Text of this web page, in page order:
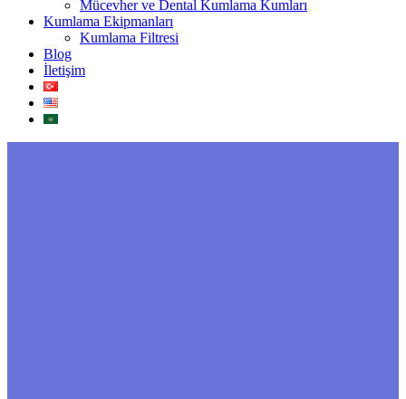
Mücevher ve Dental Kumlama Kumları
Kumlama Ekipmanları
Kumlama Filtresi
Blog
İletişim